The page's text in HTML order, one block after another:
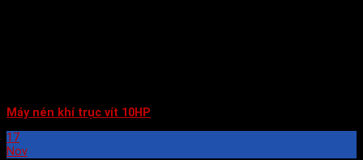
Máy nén khí trục vít 10HP
17
Nov